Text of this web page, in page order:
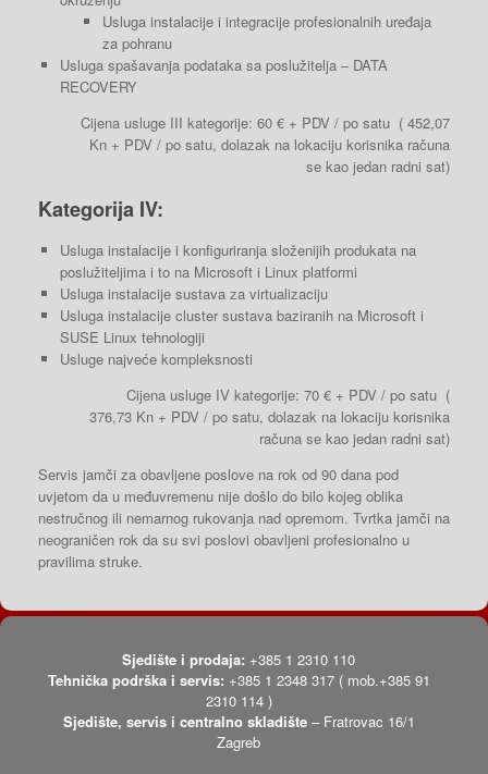
Usluga instalacije i integracije profesionalnih uređaja
za pohranu
Usluga spašavanja podataka sa poslužitelja – DATA
RECOVERY
Cijena usluge III kategorije: 60 € + PDV / po satu ( 452,07
Kn + PDV / po satu, dolazak na lokaciju korisnika računa
se kao jedan radni sat)
Kategorija IV:
Usluga instalacije i konfiguriranja složenijih produkata na
poslužiteljima i to na Microsoft i Linux platformi
Usluga instalacije sustava za virtualizaciju
Usluga instalacije cluster sustava baziranih na Microsoft i
SUSE Linux tehnologiji
Usluge najveće kompleksnosti
Cijena usluge IV kategorije: 70 € + PDV / po satu (
376,73 Kn + PDV / po satu, dolazak na lokaciju korisnika
računa se kao jedan radni sat)
Servis jamči za obavljene poslove na rok od 90 dana pod
uvjetom da u međuvremenu nije došlo do bilo kojeg oblika
nestručnog ili nemarnog rukovanja nad opremom. Tvrtka jamči na
neograničen rok da su svi poslovi obavljeni profesionalno u
pravilima struke.
Sjedište i prodaja: +385 1 2310 110
Tehnička podrška i servis: +385 1 2348 317 ( mob.+385 91
2310 114 )
Sjedište, servis i centralno skladište– Fratrovac 16/1
Zagreb